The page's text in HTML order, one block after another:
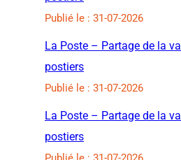
Publié le : 31-07-2026
La Poste – Partage de la
postiers
Publié le : 31-07-2026
La Poste – Partage de la
postiers